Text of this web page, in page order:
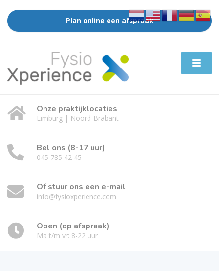
Plan online een afspraak
Onze praktijklocaties
Limburg | Noord-Brabant
Bel ons (8-17 uur)
045 785 42 45
Of stuur ons een e-mail
info@fysioxperience.com
Open (op afspraak)
Ma t/m vr: 8-22 uur